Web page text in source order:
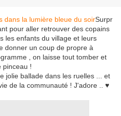
Surpr
pour aller retrouver des copains
les enfants du village et leurs
donner un coup de propre à
, on laisse tout tomber et
pinceau !
jolie ballade dans les ruelles ... et
de la communauté ! J'adore .. ♥